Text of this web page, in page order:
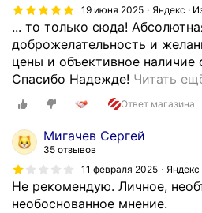
р
о
щ
е
.
е
д
а
б
ё
н
к
у
и
с
ч
д
19 июня 2025
Яндекс ·
... то только сюда!
доброжелательность и
цены и объективное
Спасибо Надежде! Читать
Ответ магазина
Мигачев Сергей
35 отзывов
11 февраля 2025
Яндекс
Не рекомендую. Личное,
необоснованное мнение.